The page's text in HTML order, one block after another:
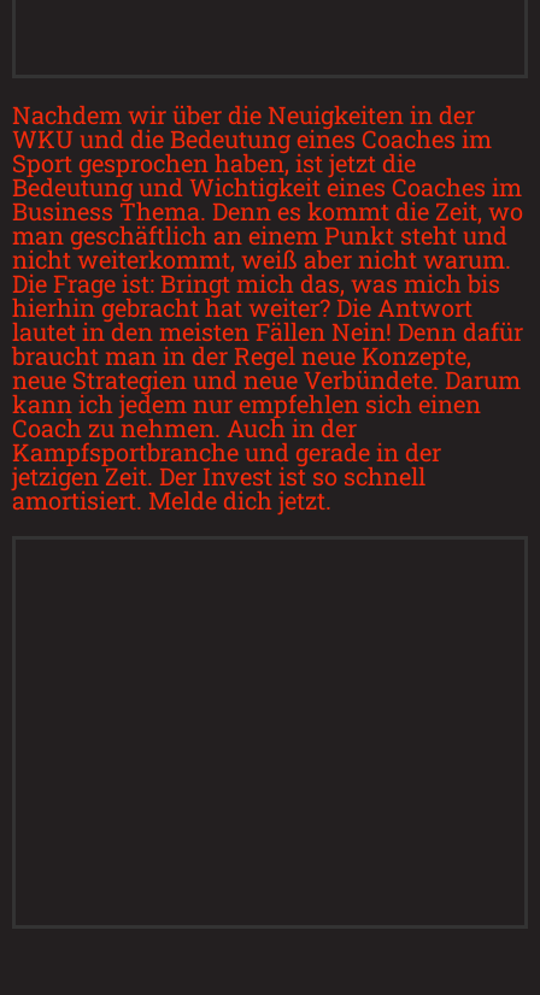
Nachdem wir über die Neuigkeiten in der
WKU und die Bedeutung eines Coaches im
Sport gesprochen haben, ist jetzt die
Bedeutung und Wichtigkeit eines Coaches im
Business Thema. Denn es kommt die Zeit, wo
man geschäftlich an einem Punkt steht und
nicht weiterkommt, weiß aber nicht warum.
Die Frage ist: Bringt mich das, was mich bis
hierhin gebracht hat weiter? Die Antwort
lautet in den meisten Fällen Nein! Denn dafür
braucht man in der Regel neue Konzepte,
neue Strategien und neue Verbündete. Darum
kann ich jedem nur empfehlen sich einen
Coach zu nehmen. Auch in der
Kampfsportbranche und gerade in der
jetzigen Zeit. Der Invest ist so schnell
amortisiert. Melde dich jetzt.